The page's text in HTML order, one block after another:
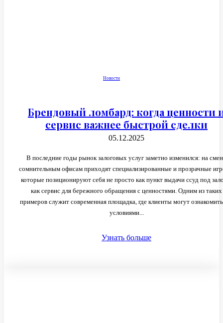
Новости
Брендовый ломбард: когда ценности
сервис важнее быстрой сделки
05.12.2025
В последние годы рынок залоговых услуг заметно изменился: на
сомнительным офисам приходят специализированные и прозрачные
которые позиционируют себя не просто как пункт выдачи ссуд под
как сервис для бережного обращения с ценностями. Одним из таких
примеров служит современная площадка, где клиенты могут
условиями...
Узнать больше